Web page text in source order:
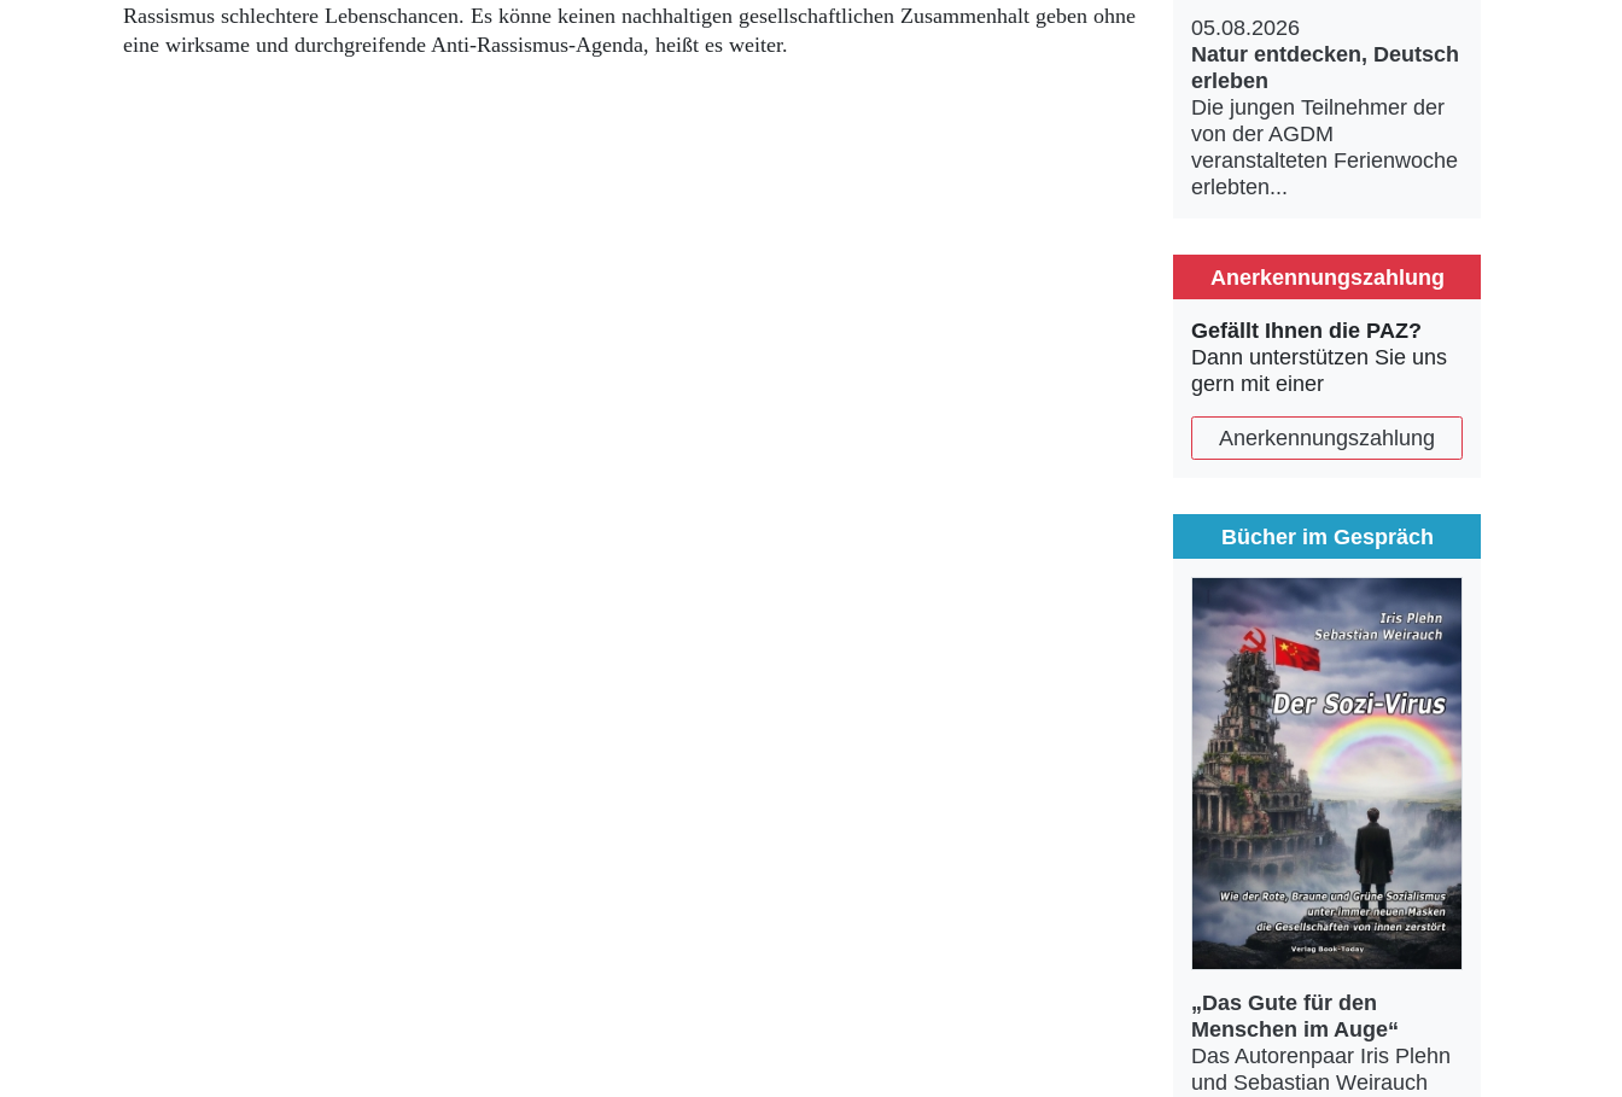
Rassismus schlechtere Lebenschancen. Es könne keinen nachhaltigen gesellschaftlichen Zusammenhalt geben ohne
eine wirksame und durchgreifende Anti-Rassismus-Agenda, heißt es weiter.
05.08.2026
Natur entdecken, Deutsch
erleben
Die jungen Teilnehmer der
von der AGDM
veranstalteten Ferienwoche
erlebten...
Anerkennungszahlung
Gefällt Ihnen die PAZ?
Dann unterstützen Sie uns
gern mit einer
Anerkennungszahlung
Bücher im Gespräch
„Das Gute für den
Menschen im Auge“
Das Autorenpaar Iris Plehn
und Sebastian Weirauch